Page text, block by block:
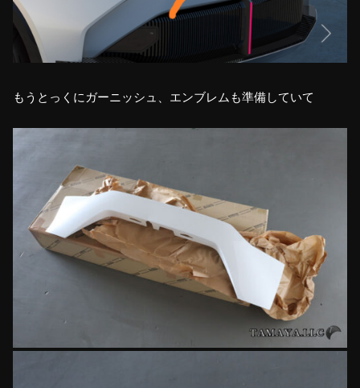
もうとっくにガーニッシュ、エンブレムも準備していて